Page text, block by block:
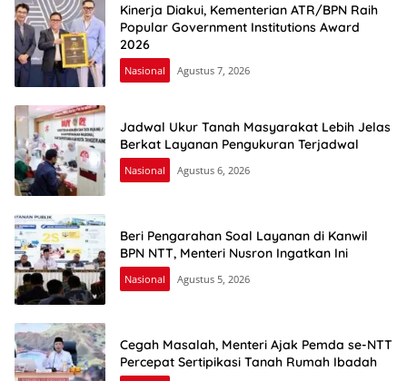
Kinerja Diakui, Kementerian ATR/BPN Raih
Popular Government Institutions Award
2026
Nasional Agustus 7, 2026
Jadwal Ukur Tanah Masyarakat Lebih Jelas
Berkat Layanan Pengukuran Terjadwal
Nasional Agustus 6, 2026
Beri Pengarahan Soal Layanan di Kanwil
BPN NTT, Menteri Nusron Ingatkan Ini
Nasional Agustus 5, 2026
Cegah Masalah, Menteri Ajak Pemda se-NTT
Percepat Sertipikasi Tanah Rumah Ibadah